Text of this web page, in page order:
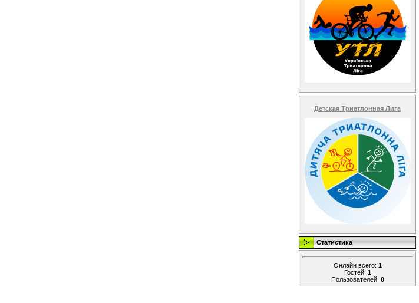
Детская Триатлонная Лига
Статистика
Онлайн всего: 1
Гостей: 1
Пользователей: 0